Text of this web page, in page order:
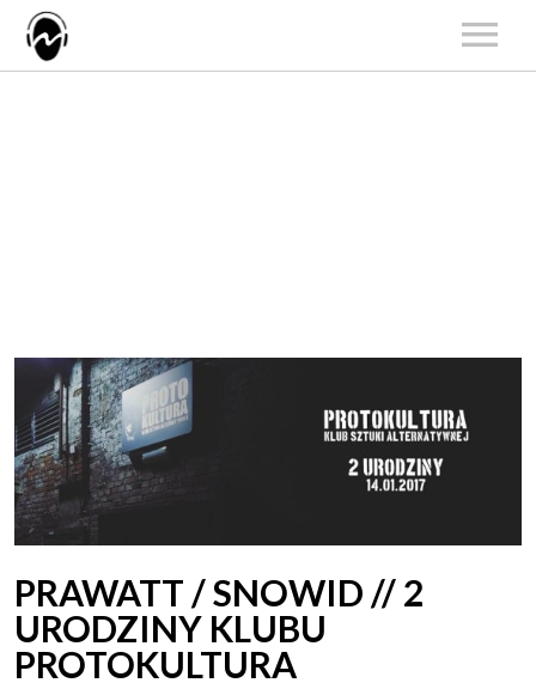
KONTAKT
PRAWATT / SNOWID // 2
URODZINY KLUBU
PROTOKULTURA